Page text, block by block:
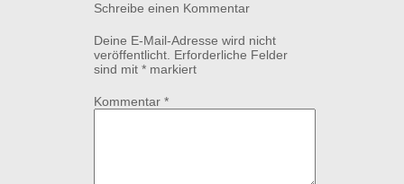
Schreibe einen Kommentar
Deine E-Mail-Adresse wird nicht
veröffentlicht. Erforderliche Felder
sind mit * markiert
Kommentar *